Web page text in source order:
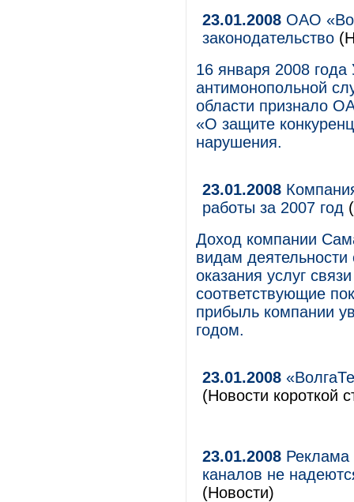
23.01.2008 ОАО
законодательство
16 января 2008
антимонопольной
области признало
«О защите
нарушения.
23.01.2008
работы за 2007 год
Доход компании
видам
оказания услуг
соответствующие
прибыль компании
годом.
23.01.2008
(Новости короткой
23.01.2008 Реклама
каналов не
(Новости)